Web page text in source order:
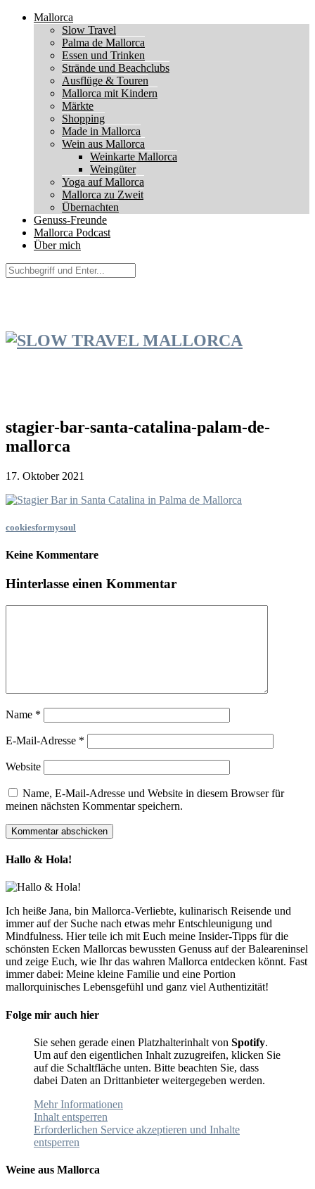
Mallorca
Slow Travel
Palma de Mallorca
Essen und Trinken
Strände und Beachclubs
Ausflüge & Touren
Mallorca mit Kindern
Märkte
Shopping
Made in Mallorca
Wein aus Mallorca
Weinkarte Mallorca
Weingüter
Yoga auf Mallorca
Mallorca zu Zweit
Übernachten
Genuss-Freunde
Mallorca Podcast
Über mich
stagier-bar-santa-catalina-palam-de-
mallorca
17. Oktober 2021
cookiesformysoul
Keine Kommentare
Hinterlasse einen Kommentar
Name *
E-Mail-Adresse *
Website
Name, E-Mail-Adresse und Website in diesem Browser für
meinen nächsten Kommentar speichern.
Hallo & Hola!
Ich heiße Jana, bin Mallorca-Verliebte, kulinarisch Reisende und
immer auf der Suche nach etwas mehr Entschleunigung und
Mindfulness. Hier teile ich mit Euch meine Insider-Tipps für die
schönsten Ecken Mallorcas bewussten Genuss auf der Baleareninsel
und zeige Euch, wie Ihr das wahren Mallorca entdecken könnt. Fast
immer dabei: Meine kleine Familie und eine Portion
mallorquinisches Lebensgefühl und ganz viel Authentizität!
Folge mir auch hier
Sie sehen gerade einen Platzhalterinhalt von Spotify.
Um auf den eigentlichen Inhalt zuzugreifen, klicken Sie
auf die Schaltfläche unten. Bitte beachten Sie, dass
dabei Daten an Drittanbieter weitergegeben werden.
Mehr Informationen
Inhalt entsperren
Erforderlichen Service akzeptieren und Inhalte
entsperren
Weine aus Mallorca